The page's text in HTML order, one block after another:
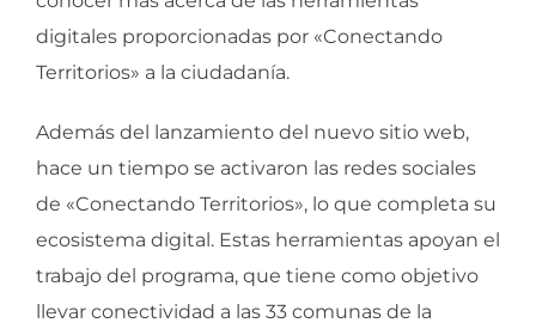
digitales proporcionadas por «Conectando
Territorios» a la ciudadanía.
Además del lanzamiento del nuevo sitio web,
hace un tiempo se activaron las redes sociales
de «Conectando Territorios», lo que completa su
ecosistema digital. Estas herramientas apoyan el
trabajo del programa, que tiene como objetivo
llevar conectividad a las 33 comunas de la